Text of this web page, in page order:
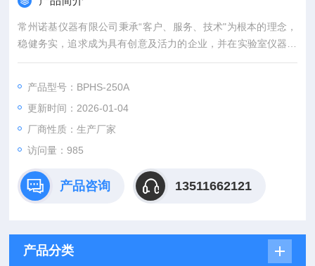
常州诺基仪器有限公司秉承“客户、服务、技术"为根本的理念，
稳健务实，追求成为具有创意及活力的企业，并在实验室仪器领
域倍受推崇。
产品型号：BPHS-250A
更新时间：2026-01-04
厂商性质：生产厂家
访问量：985
产品咨询 13511662121
产品分类